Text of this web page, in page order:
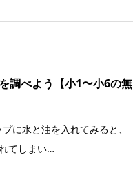
調べよう【小1〜小6の無
に水と油を入れてみると、
てしまい…